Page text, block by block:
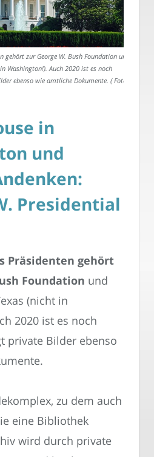
gehört zur George W. Bush Foundation und
Washington!). Auch 2020 ist es noch
ebenso wie amtliche Dokumente. ( Foto:
in
und
Presidential
Präsidenten gehört
Foundation und
(nicht in
2020 ist es noch
private Bilder ebenso
zu dem auch
eine Bibliothek
wird durch private